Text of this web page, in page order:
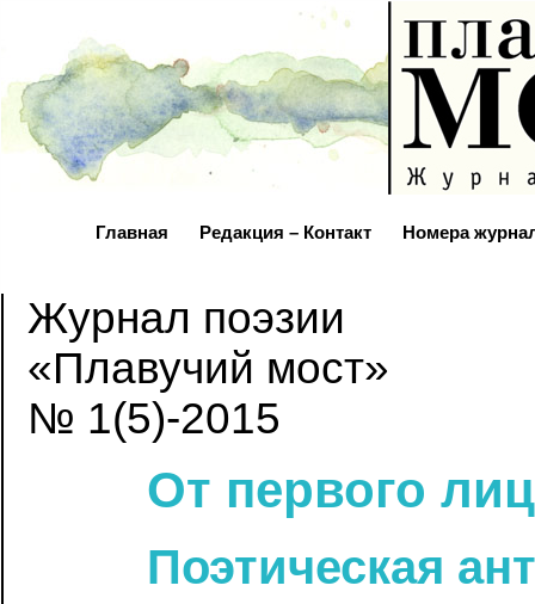
Главная Редакция – Контакт Номера
Журнал поэзии
«Плавучий мост»
№ 1(5)-2015
От первого
Поэтическая